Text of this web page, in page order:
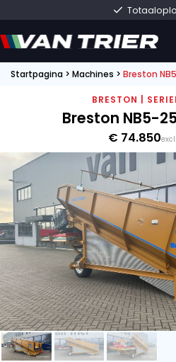
Startpagina > Machines > Breston
BRESTON |
Breston NB5-
€ 74.850